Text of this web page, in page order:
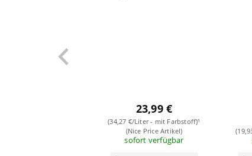
23,99 €
(34,27 €/Liter - mit Farbstoff)¹
(Nice Price Artikel)
sofort verfügbar